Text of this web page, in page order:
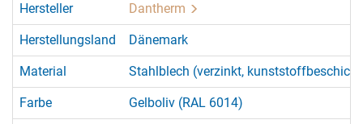
Hersteller Dantherm
Herstellungsland Dänemark
Material Stahlblech (verzinkt,
Farbe Gelboliv (RAL 6014)